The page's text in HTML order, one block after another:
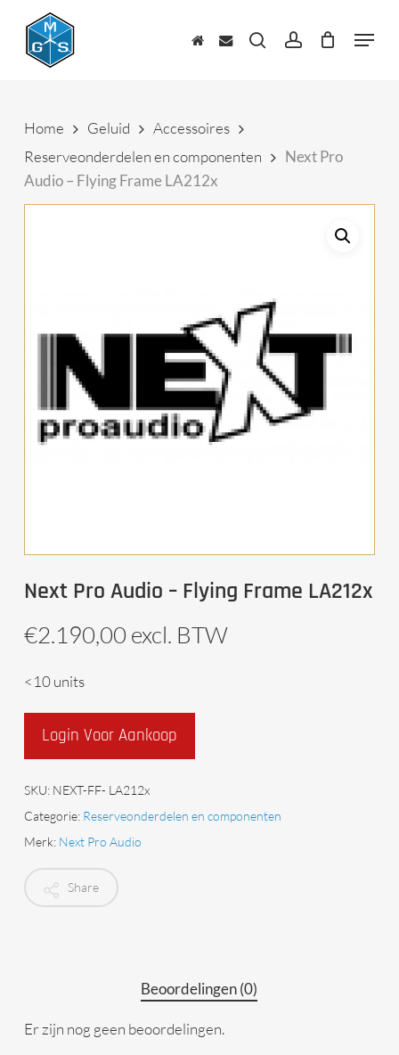
content
zoekenaccount Menu
Home Geluid
Accessoires
Reserveonderdelen en componenten
Next Pro
Audio – Flying Frame LA212x
Next Pro Audio – Flying Frame LA212x
€2.190,00 excl. BTW
<10 units
Login Voor Aankoop
SKU: NEXT-FF- LA212x
Categorie: Reserveonderdelen en componenten
Merk: Next Pro Audio
Share
Beoordelingen (0)
Er zijn nog geen beoordelingen.